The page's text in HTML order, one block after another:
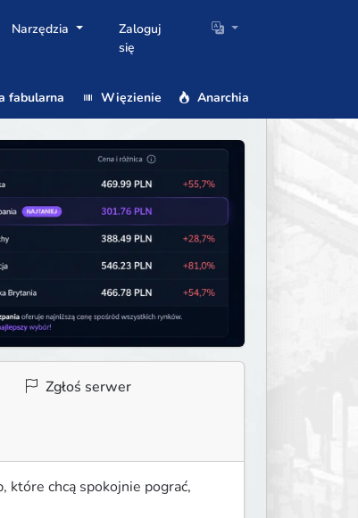
Narzędzia
Zaloguj
się
fabularna Więzienie Anarchia
Zgłoś serwer
które chcą spokojnie pograć,